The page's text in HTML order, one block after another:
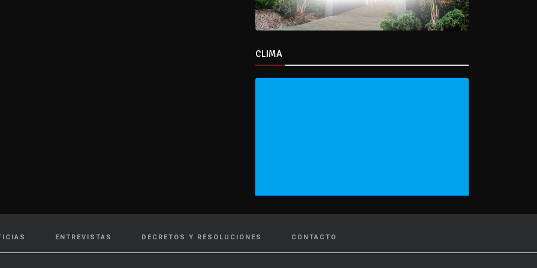
CLIMA
ENTREVISTAS DECRETOS Y RESOLUCIONES CONTACTO